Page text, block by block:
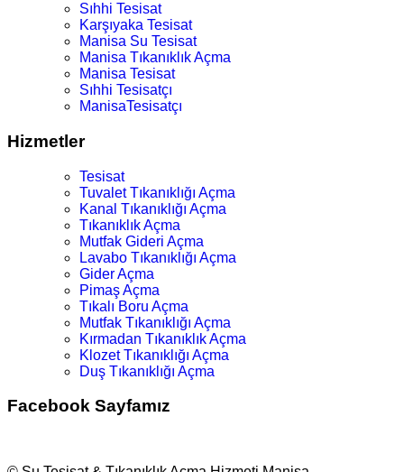
Sıhhi Tesisat
Karşıyaka Tesisat
Manisa Su Tesisat
Manisa Tıkanıklık Açma
Manisa Tesisat
Sıhhi Tesisatçı
ManisaTesisatçı
Hizmetler
Tesisat
Tuvalet Tıkanıklığı Açma
Kanal Tıkanıklığı Açma
Tıkanıklık Açma
Mutfak Gideri Açma
Lavabo Tıkanıklığı Açma
Gider Açma
Pimaş Açma
Tıkalı Boru Açma
Mutfak Tıkanıklığı Açma
Kırmadan Tıkanıklık Açma
Klozet Tıkanıklığı Açma
Duş Tıkanıklığı Açma
Facebook Sayfamız